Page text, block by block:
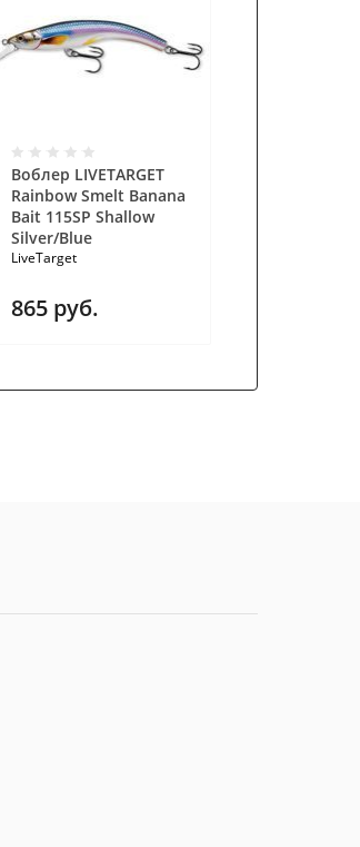
Воблер LIVETARGET
Rainbow Smelt Banana
Bait 115SP Shallow
Silver/Blue
LiveTarget
865 руб.